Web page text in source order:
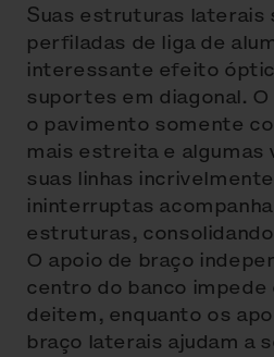
Suas estruturas laterais
perfiladas de liga de
interessante efeito
suportes em diagonal.
o pavimento somente
mais estreita e algumas
suas linhas
ininterruptas
estruturas,
O apoio de braço
centro do banco impede
deitem, enquanto os
braço laterais ajudam a